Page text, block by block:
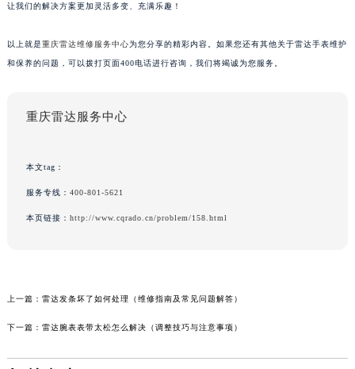
让我们的解决方案更加灵活多变、充满乐趣！
以上就是重庆雷达维修服务中心为您分享的精彩内容。如果您还有其他关于雷达手表维护
和保养的问题，可以拨打页面400电话进行咨询，我们将竭诚为您服务。
重庆雷达服务中心
本文tag：
服务专线： 400-801-5621
本页链接： http://www.cqrado.cn/problem/158.html
上一篇： 雷达发条坏了如何处理（维修指南及常见问题解答）
下一篇： 雷达腕表表带太松怎么解决（调整技巧与注意事项）